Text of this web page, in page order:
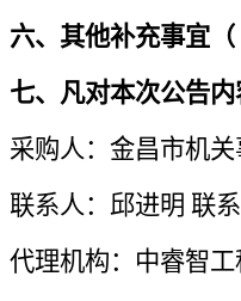
六、 其他补充事宜 （
七、 凡对本次公告内
采购人： 金昌市机
联系人：邱进明 联
代理机构： 中睿智